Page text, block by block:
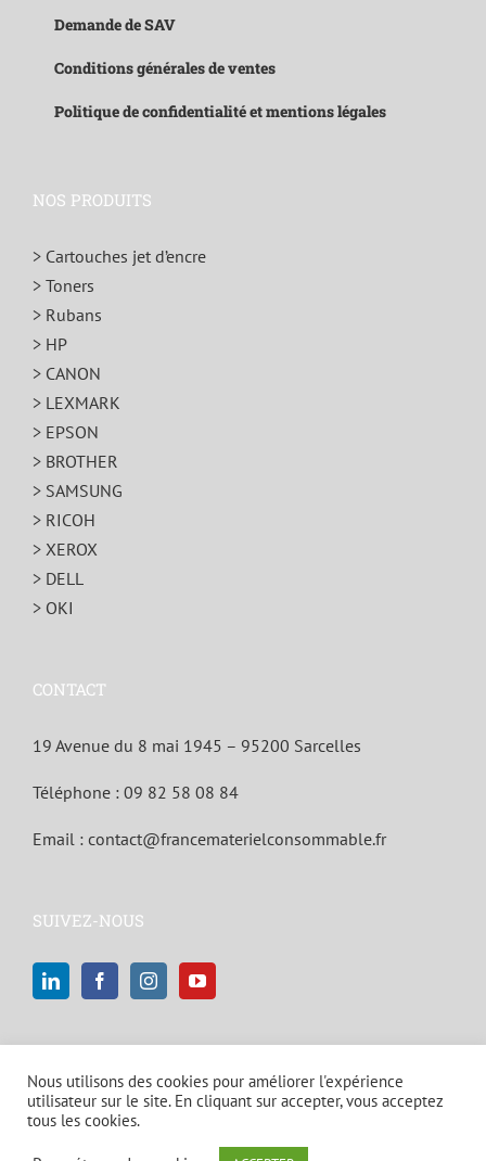
Demande de SAV
Conditions générales de ventes
Politique de confidentialité et mentions légales
NOS PRODUITS
> Cartouches jet d’encre
> Toners
> Rubans
> HP
> CANON
> LEXMARK
> EPSON
> BROTHER
> SAMSUNG
> RICOH
> XEROX
> DELL
> OKI
CONTACT
19 Avenue du 8 mai 1945 – 95200 Sarcelles
Téléphone : 09 82 58 08 84
Email : contact@francematerielconsommable.fr
SUIVEZ-NOUS
Nous utilisons des cookies pour améliorer l'expérience
utilisateur sur le site. En cliquant sur accepter, vous acceptez
tous les cookies.